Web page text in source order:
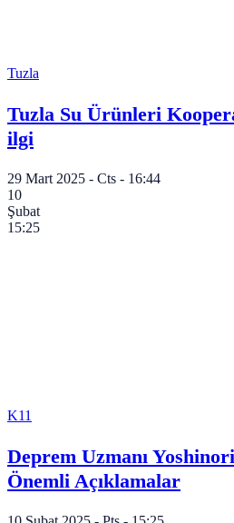
Tuzla
Tuzla Su Ürünleri
ilgi
29 Mart 2025 - Cts - 16:44
10
Şubat
15:25
K11
Deprem Uzmanı
Önemli Açıklamalar